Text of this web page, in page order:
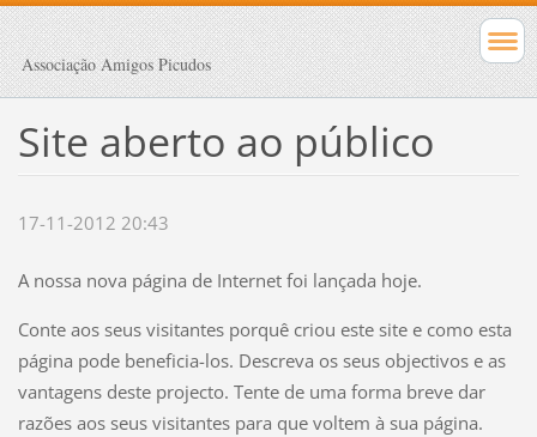
Associação Amigos Picudos
Site aberto ao público
17-11-2012 20:43
A nossa nova página de Internet foi lançada hoje.
Conte aos seus visitantes porquê criou este site e como esta
página pode beneficia-los. Descreva os seus objectivos e as
vantagens deste projecto. Tente de uma forma breve dar
razões aos seus visitantes para que voltem à sua página.